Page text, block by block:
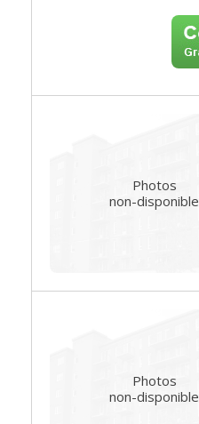
Photos
non-disponible
Photos
non-disponible